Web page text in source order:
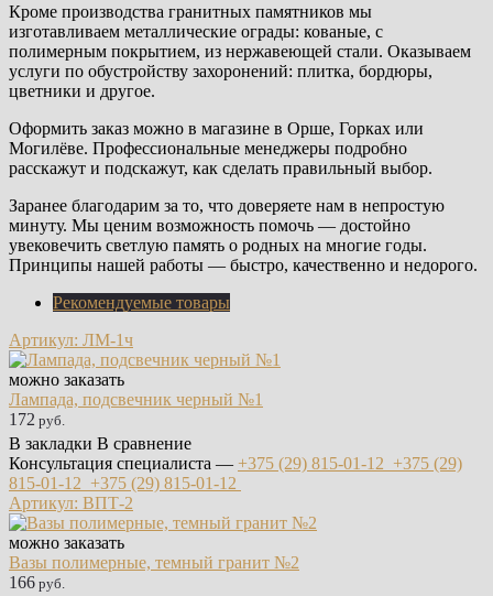
Кроме производства гранитных памятников мы
изготавливаем металлические ограды: кованые, с
полимерным покрытием, из нержавеющей стали. Оказываем
услуги по обустройству захоронений: плитка, бордюры,
цветники и другое.
Оформить заказ можно в магазине в Орше, Горках или
Могилёве. Профессиональные менеджеры подробно
расскажут и подскажут, как сделать правильный выбор.
Заранее благодарим за то, что доверяете нам в непростую
минуту. Мы ценим возможность помочь — достойно
увековечить светлую память о родных на многие годы.
Принципы нашей работы — быстро, качественно и недорого.
Рекомендуемые товары
Артикул: ЛМ-1ч
можно заказать
Лампада, подсвечник черный №1
172 руб.
В закладки В сравнение
Консультация специалиста — +375 (29) 815-01-12 +375 (29)
815-01-12 +375 (29) 815-01-12
Артикул: ВПТ-2
можно заказать
Вазы полимерные, темный гранит №2
166 руб.